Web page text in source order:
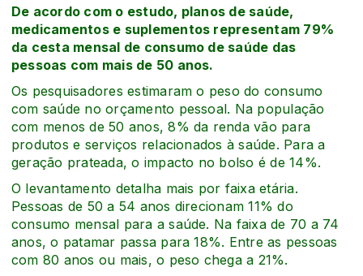
De acordo com o estudo, planos de saúde,
medicamentos e suplementos representam 79%
da cesta mensal de consumo de saúde das
pessoas com mais de 50 anos.
Os pesquisadores estimaram o peso do consumo
com saúde no orçamento pessoal. Na população
com menos de 50 anos, 8% da renda vão para
produtos e serviços relacionados à saúde. Para a
geração prateada, o impacto no bolso é de 14%.
O levantamento detalha mais por faixa etária.
Pessoas de 50 a 54 anos direcionam 11% do
consumo mensal para a saúde. Na faixa de 70 a 74
anos, o patamar passa para 18%. Entre as pessoas
com 80 anos ou mais, o peso chega a 21%.